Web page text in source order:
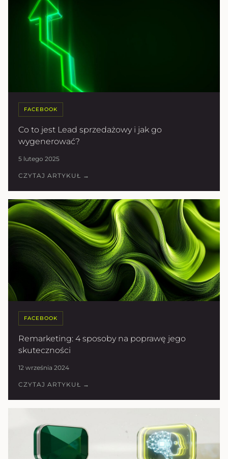
FACEBOOK
Co to jest Lead sprzedażowy i jak go
wygenerować?
5 lutego 2025
CZYTAJ ARTYKUŁ →
FACEBOOK
Remarketing: 4 sposoby na poprawę jego
skuteczności
12 września 2024
CZYTAJ ARTYKUŁ →